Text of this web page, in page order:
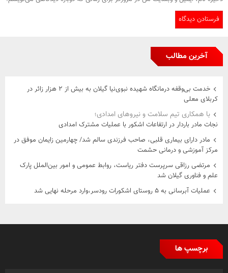
آخرین مطالب
خدمت بی‌وقفه درمانگاه شهیده نبوی‌نیا گیلان به بیش از ۲ هزار زائر در
کربلای معلی
با همکاری تیم سلامت و نیروهای امدادی؛
نجات مادر باردار در ارتفاعات اشکور با عملیات مشترک امدادی
مادر دارای بیماری قلبی، صاحب فرزندی سالم شد/ چهارمین زایمان موفق در
مرکز آموزشی و درمانی حشمت
مرتضی رزاقی سرپرست دفتر ریاست، روابط عمومی و امور بین‌الملل پارک
علم و فناوری گیلان شد
عملیات آبرسانی به ۵ روستای اشکورات رودسر،وارد مرحله نهایی شد
برچسپ ها